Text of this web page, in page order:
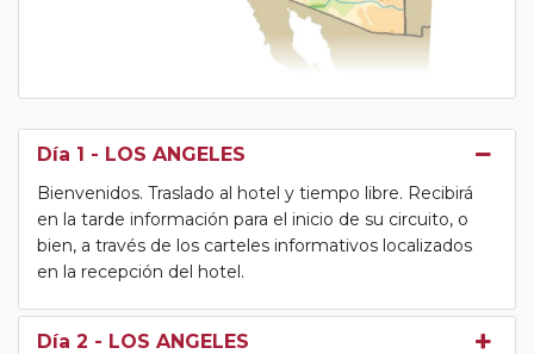
Día 1 - LOS ANGELES
Bienvenidos. Traslado al hotel y tiempo libre. Recibirá
en la tarde información para el inicio de su circuito, o
bien, a través de los carteles informativos localizados
en la recepción del hotel.
Día 2 - LOS ANGELES